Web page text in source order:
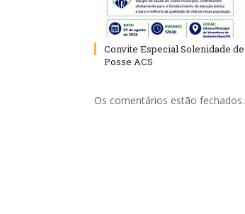
Convite Especial Solenidade de
Posse ACS
Os comentários estão fechados.